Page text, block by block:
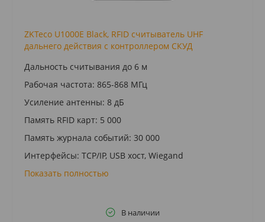
ZKTeco U1000E Black, RFID считыватель UHF
дальнего действия c контроллером СКУД
Дальность считывания до 6 м
Рабочая частота: 865-868 МГц
Усиление антенны: 8 дБ
Память RFID карт: 5 000
Память журнала событий: 30 000
Интерфейсы: TCP/IP, USB хост, Wiegand
Показать полностью
В наличии